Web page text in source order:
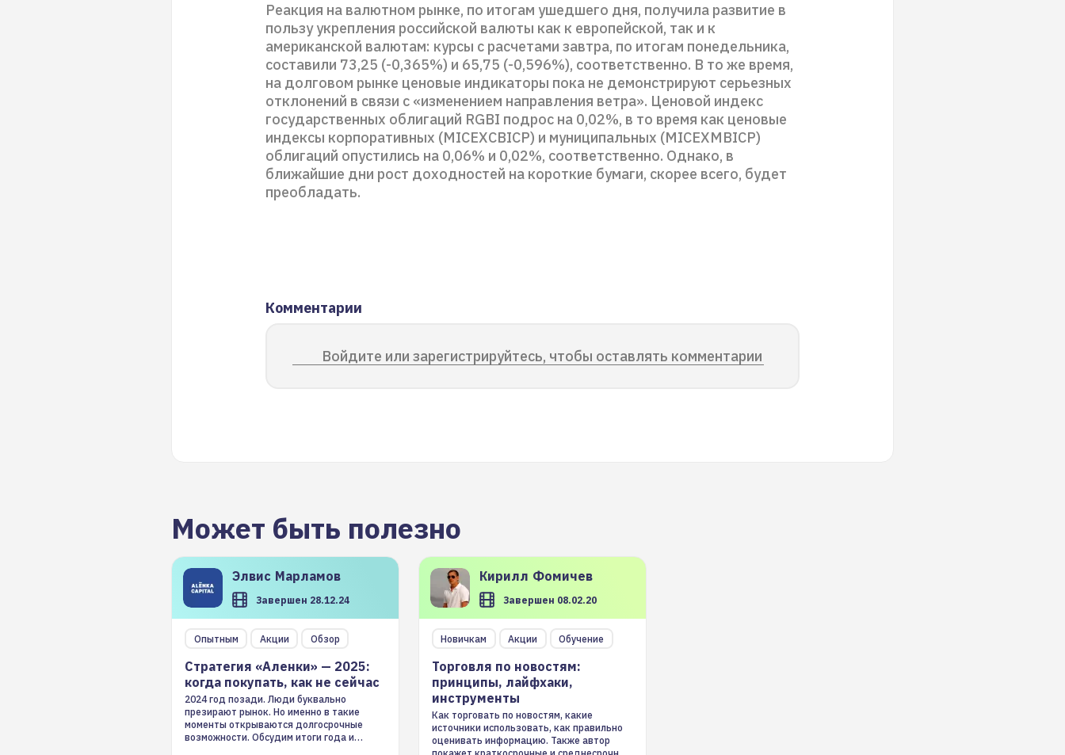
Реакция на валютном рынке, по итогам ушедшего дня, получила развитие в
пользу укрепления российской валюты как к европейской, так и к
американской валютам: курсы с расчетами завтра, по итогам понедельника,
составили 73,25 (-0,365%) и 65,75 (-0,596%), соответственно. В то же время,
на долговом рынке ценовые индикаторы пока не демонстрируют серьезных
отклонений в связи с «изменением направления ветра». Ценовой индекс
государственных облигаций RGBI подрос на 0,02%, в то время как ценовые
индексы корпоративных (MICEXCBICP) и муниципальных (MICEXMBICP)
облигаций опустились на 0,06% и 0,02%, соответственно. Однако, в
ближайшие дни рост доходностей на короткие бумаги, скорее всего, будет
преобладать.
Комментарии
Войдите или зарегистрируйтесь, чтобы оставлять комментарии
Может быть полезно
Элвис Марламов
Завершен 28.12.24
Опытным Акции Обзор
Стратегия «Аленки» — 2025:
когда покупать, как не сейчас
2024 год позади. Люди буквально
презирают рынок. Но именно в такие
моменты открываются долгосрочные
возможности. Обсудим итоги года и
Кирилл Фомичев
Завершен 08.02.20
Новичкам Акции Обучение
Торговля по новостям:
принципы, лайфхаки,
инструменты
Как торговать по новостям, какие
источники использовать, как правильно
оценивать информацию. Также автор